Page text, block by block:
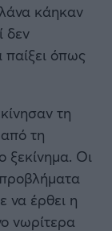
κάηκαν
δεν
όπως
τη
τη
ξεκίνημα. Οι
να έρθει η
νωρίτερα